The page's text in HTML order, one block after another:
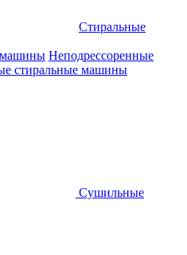
Стиральные
машины Неподрессоренные
стиральные машины
Сушильные